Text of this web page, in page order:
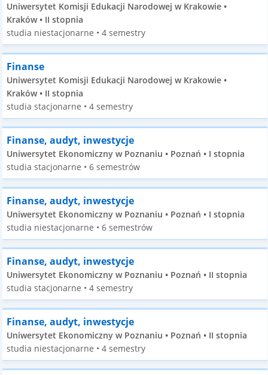
Uniwersytet Komisji Edukacji Narodowej w Krakowie •
Kraków • II stopnia
studia niestacjonarne • 4 semestry
Finanse
Uniwersytet Komisji Edukacji Narodowej w Krakowie •
Kraków • II stopnia
studia stacjonarne • 4 semestry
Finanse, audyt, inwestycje
Uniwersytet Ekonomiczny w Poznaniu • Poznań • I stopnia
studia stacjonarne • 6 semestrów
Finanse, audyt, inwestycje
Uniwersytet Ekonomiczny w Poznaniu • Poznań • I stopnia
studia niestacjonarne • 6 semestrów
Finanse, audyt, inwestycje
Uniwersytet Ekonomiczny w Poznaniu • Poznań • II stopnia
studia stacjonarne • 4 semestry
Finanse, audyt, inwestycje
Uniwersytet Ekonomiczny w Poznaniu • Poznań • II stopnia
studia niestacjonarne • 4 semestry